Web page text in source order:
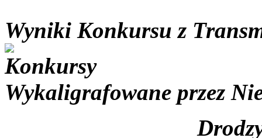
Wyniki Konkursu z
Wykaligrafowane przez